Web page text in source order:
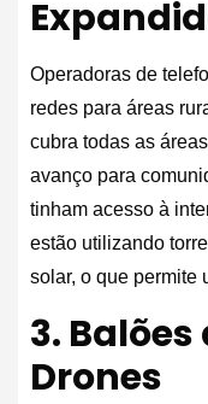
Operadoras de
redes para áreas
cubra todas as
avanço para
tinham acesso à
estão utilizando
solar, o que permite
3.
Drones